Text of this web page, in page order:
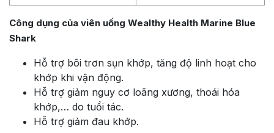
Công dụng của viên uống Wealthy Health Marine Blue
Shark
Hỗ trợ bôi trơn sụn khớp, tăng độ linh hoạt cho
khớp khi vận động.
Hỗ trợ giảm nguy cơ loãng xương, thoái hóa
khớp,… do tuổi tác.
Hỗ trợ giảm đau khớp.